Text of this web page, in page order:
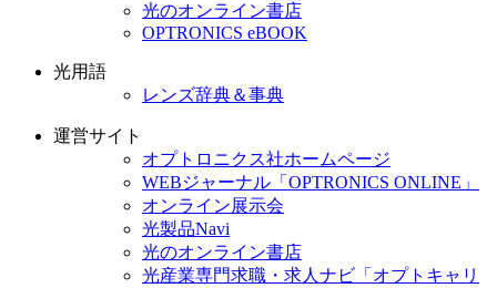
光のオンライン書店
OPTRONICS eBOOK
光用語
レンズ辞典＆事典
運営サイト
オプトロニクス社ホームページ
WEBジャーナル「OPTRONICS ONLINE」
オンライン展示会
光製品Navi
光のオンライン書店
光産業専門求職・求人ナビ「オプトキャリ